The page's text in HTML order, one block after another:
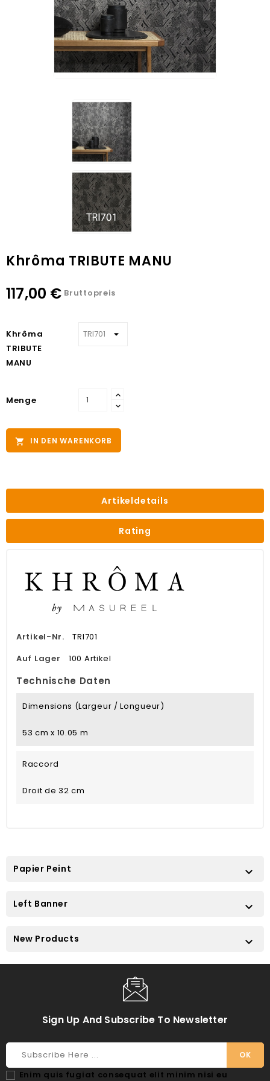
Khrôma TRIBUTE MANU
117,00 € Bruttopreis
Khrôma
TRIBUTE
MANU
Menge
 IN DEN WARENKORB
Artikeldetails
Rating
Artikel-Nr.
TRI701
Auf Lager
100 Artikel
Technische Daten
Dimensions (largeur / Longueur)
53 cm x 10.05 m
Raccord
Droit de 32 cm
Papier Peint 
Left Banner 
New Products 
Sign Up And Subscribe To Newsletter
Enim quis fugiat consequat elit minim nisi eu